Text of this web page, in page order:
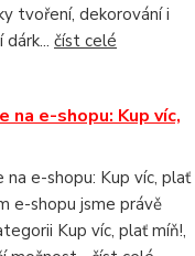
tvoření, dekorování i
číst celé
na e-shopu: Kup víc,
e-shopu: Kup víc, plať
e-shopu jsme právě
Kup víc, plať míň!,